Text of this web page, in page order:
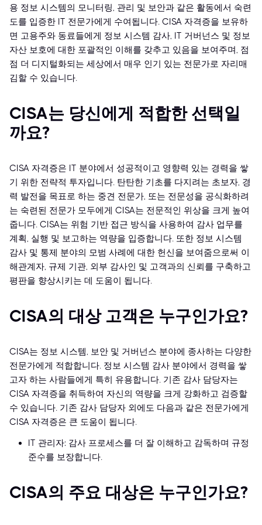
용 정보 시스템의 모니터링, 관리 및 보안과 같은 활동에서 숙련
도를 입증한 IT 전문가에게 수여됩니다. CISA 자격증을 보유하
면 고용주와 동료들에게 정보 시스템 감사, IT 거버넌스 및 정보
자산 보호에 대한 포괄적인 이해를 갖추고 있음을 보여주며, 점
점 더 디지털화되는 세상에서 매우 인기 있는 전문가로 자리매
김할 수 있습니다.
CISA는 당신에게 적합한 선택일
까요?
CISA 자격증은 IT 분야에서 성공적이고 영향력 있는 경력을 쌓
기 위한 전략적 투자입니다. 탄탄한 기초를 다지려는 초보자, 경
력 발전을 목표로 하는 중견 전문가, 또는 전문성을 공식화하려
는 숙련된 전문가 모두에게 CISA는 전문적인 위상을 크게 높여
줍니다. CISA는 위험 기반 접근 방식을 사용하여 감사 업무를
계획, 실행 및 보고하는 역량을 입증합니다. 또한 정보 시스템
감사 및 통제 분야의 모범 사례에 대한 헌신을 보여줌으로써 이
해관계자, 규제 기관, 외부 감사인 및 고객과의 신뢰를 구축하고
평판을 향상시키는 데 도움이 됩니다.
CISA의 대상 고객은 누구인가요?
CISA는 정보 시스템, 보안 및 거버넌스 분야에 종사하는 다양한
전문가에게 적합합니다. 정보 시스템 감사 분야에서 경력을 쌓
고자 하는 사람들에게 특히 유용합니다. 기존 감사 담당자는
CISA 자격증을 취득하여 자신의 역량을 크게 강화하고 검증할
수 있습니다. 기존 감사 담당자 외에도 다음과 같은 전문가에게
CISA 자격증은 큰 도움이 됩니다.
IT 관리자: 감사 프로세스를 더 잘 이해하고 감독하며 규정
준수를 보장합니다.
CISA의 주요 대상은 누구인가요?